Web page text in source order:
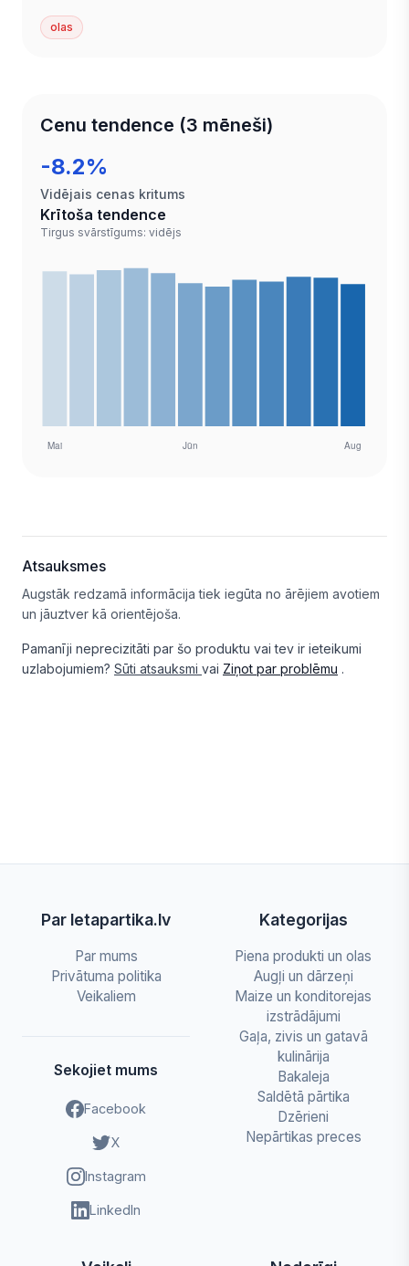
olas
Cenu tendence (3 mēneši)
-8.2%
Vidējais cenas kritums
Krītoša tendence
Tirgus svārstīgums: vidējs
Atsauksmes
Augstāk redzamā informācija tiek iegūta no ārējiem avotiem
un jāuztver kā orientējoša.
Pamanīji neprecizitāti par šo produktu vai tev ir ieteikumi
uzlabojumiem? Sūti atsauksmi vai Ziņot par problēmu .
Par letapartika.lv
Par mums
Privātuma politika
Veikaliem
Sekojiet mums
Facebook
X
Instagram
LinkedIn
Kategorijas
Piena produkti un olas
Augļi un dārzeņi
Maize un konditorejas
izstrādājumi
Gaļa, zivis un gatavā
kulinārija
Bakaleja
Saldētā pārtika
Dzērieni
Nepārtikas preces